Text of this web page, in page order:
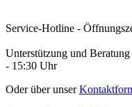
Service-Hotline -
Unterstützung und Beratung
- 15:30 Uhr
Oder über unser